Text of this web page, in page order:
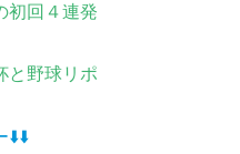
初回４連発
と野球リポ
⬇️⬇️